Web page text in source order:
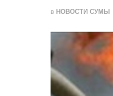
в НОВОСТИ СУМЫ